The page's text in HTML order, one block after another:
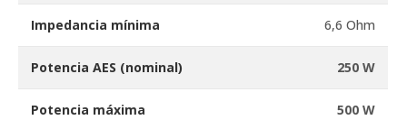
Impedancia mínima 6,6 Ohm
Potencia AES (nominal) 250 W
Potencia máxima 500 W